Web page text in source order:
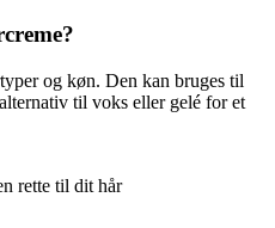
og køn. Den kan bruges til
til voks eller gelé for et
rette til dit hår